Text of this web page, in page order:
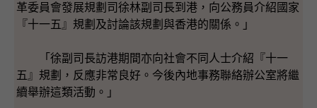
革委員會發展規劃司徐林副司長到港，向公務員介紹國家
『十一五』規劃及討論該規劃與香港的關係。」
「徐副司長訪港期間亦向社會不同人士介紹『十一
五』規劃，反應非常良好。今後內地事務聯絡辦公室將繼
續舉辦這類活動。」